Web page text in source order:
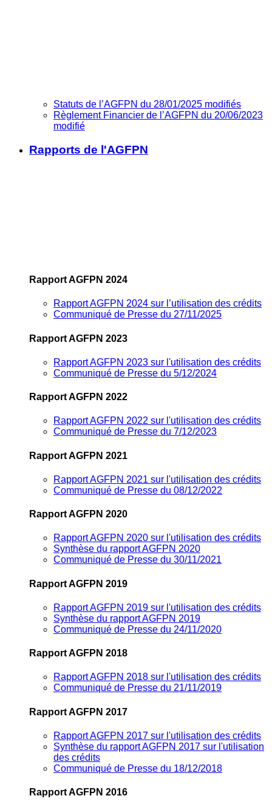
Statuts de l’AGFPN du 28/01/2025 modifiés
Règlement Financier de l’AGFPN du 20/06/2023
modifié
Rapports de l'AGFPN
Rapport AGFPN 2024
Rapport AGFPN 2024 sur l’utilisation des crédits
Communiqué de Presse du 27/11/2025
Rapport AGFPN 2023
Rapport AGFPN 2023 sur l'utilisation des crédits
Communiqué de Presse du 5/12/2024
Rapport AGFPN 2022
Rapport AGFPN 2022 sur l'utilisation des crédits
Communiqué de Presse du 7/12/2023
Rapport AGFPN 2021
Rapport AGFPN 2021 sur l'utilisation des crédits
Communiqué de Presse du 08/12/2022
Rapport AGFPN 2020
Rapport AGFPN 2020 sur l'utilisation des crédits
Synthèse du rapport AGFPN 2020
Communiqué de Presse du 30/11/2021
Rapport AGFPN 2019
Rapport AGFPN 2019 sur l'utilisation des crédits
Synthèse du rapport AGFPN 2019
Communiqué de Presse du 24/11/2020
Rapport AGFPN 2018
Rapport AGFPN 2018 sur l'utilisation des crédits
Communiqué de Presse du 21/11/2019
Rapport AGFPN 2017
Rapport AGFPN 2017 sur l'utilisation des crédits
Synthèse du rapport AGFPN 2017 sur l'utilisation
des crédits
Communiqué de Presse du 18/12/2018
Rapport AGFPN 2016